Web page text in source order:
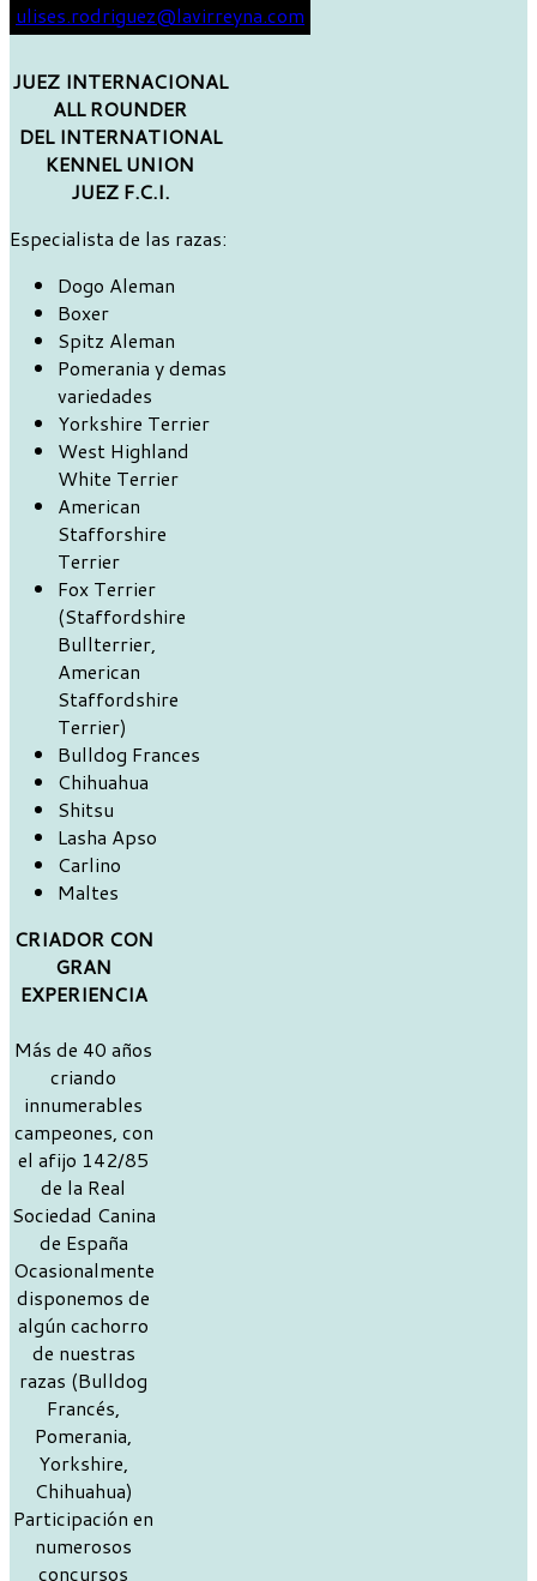
ulises.rodriguez@lavirreyna.com
JUEZ INTERNACIONAL
ALL ROUNDER
DEL INTERNATIONAL
KENNEL UNION
JUEZ F.C.I.
Especialista de las razas:
Dogo Aleman
Boxer
Spitz Aleman
Pomerania y demas
variedades
Yorkshire Terrier
West Highland
White Terrier
American
Stafforshire
Terrier
Fox Terrier
(Staffordshire
Bullterrier,
American
Staffordshire
Terrier)
Bulldog Frances
Chihuahua
Shitsu
Lasha Apso
Carlino
Maltes
CRIADOR CON
GRAN
EXPERIENCIA
Más de 40 años
criando
innumerables
campeones, con
el afijo 142/85
de la Real
Sociedad Canina
de España
Ocasionalmente
disponemos de
algún cachorro
de nuestras
razas (Bulldog
Francés,
Pomerania,
Yorkshire,
Chihuahua)
Participación en
numerosos
concursos